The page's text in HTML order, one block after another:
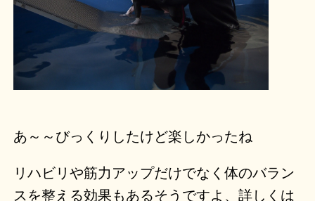
あ～～びっくりしたけど楽しかったね
リハビリや筋力アップだけでなく体のバラン
スを整える効果もあるそうですよ、詳しくは